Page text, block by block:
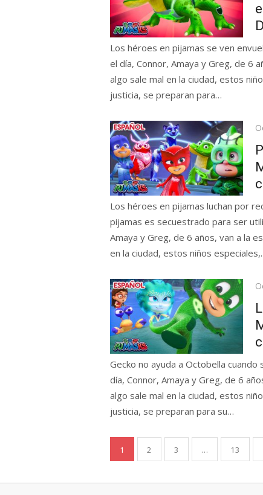
Los héroes en pijamas se ven
el día, Connor, Amaya y Greg, de 6
algo sale mal en la ciudad, estos
justicia, se preparan para…
Los héroes en pijamas luchan por
pijamas es secuestrado para ser
Amaya y Greg, de 6 años, van a la
en la ciudad, estos niños
Gecko no ayuda a Octobella cuando
día, Connor, Amaya y Greg, de 6
algo sale mal en la ciudad, estos
justicia, se preparan para su…
Posts
pagination
1 2 3 … 13